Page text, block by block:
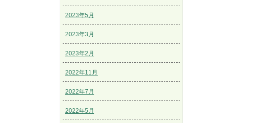
2023年5月
2023年3月
2023年2月
2022年11月
2022年7月
2022年5月